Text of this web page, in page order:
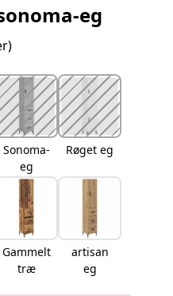
eg
Sonoma-
eg
Røget eg
Gammelt
træ
artisan
eg